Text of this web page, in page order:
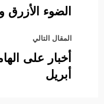
الضوء الأزرق
المقال التالي
أبريل